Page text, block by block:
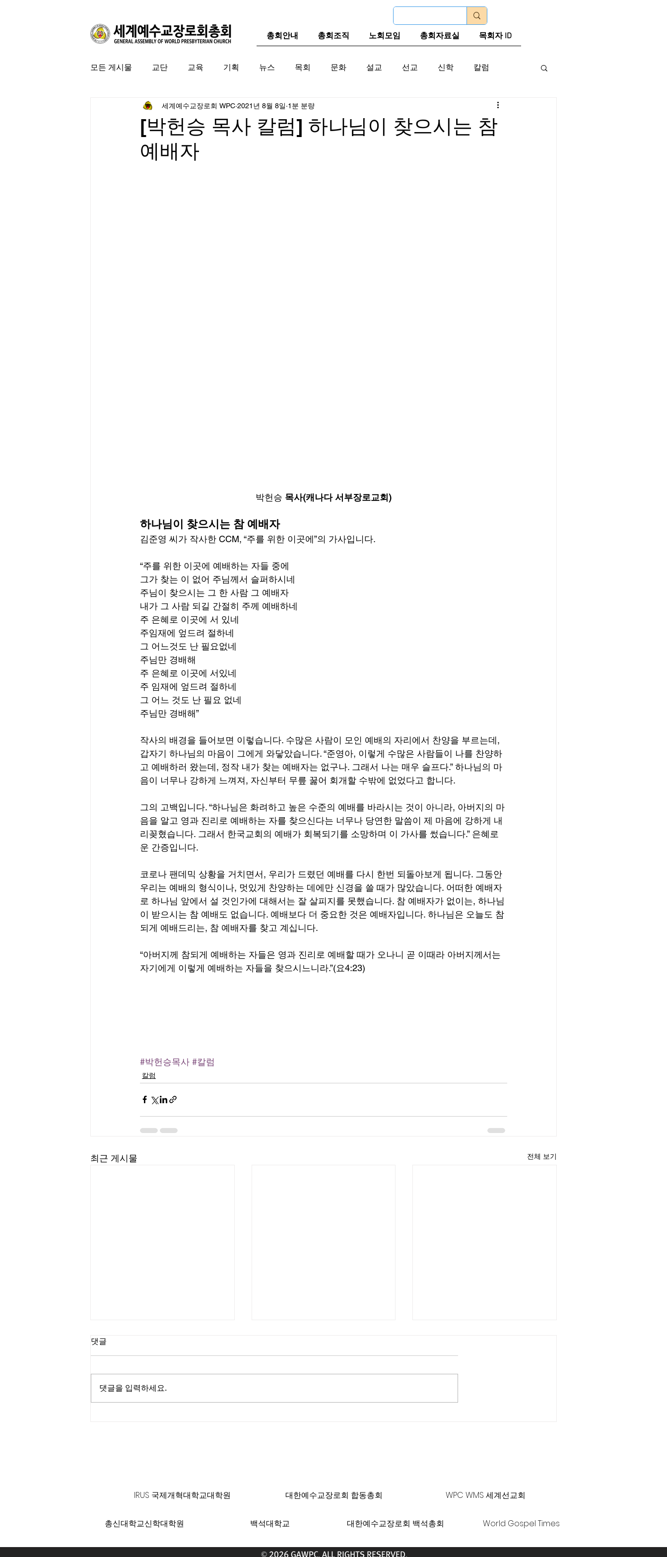
총회안내 총회조직 노회모임 총회자료실 목회자 ID
모든 게시물 교단 교육 기획 뉴스 목회 문화 설교 선교 신학 칼럼
특집 미국 교계 한국 교계 교단역사
[박헌승 목사 칼럼] 하나님이 찾으시는 참
예배자
세계예수교장로회 WPC 2021년 8월 8일 1분 분량
박헌승 목사(캐나다 서부장로교회)
하나님이 찾으시는 참 예배자
김준영 씨가 작사한 CCM, “주를 위한 이곳에”의 가사입니다.
“주를 위한 이곳에 예배하는 자들 중에
그가 찾는 이 없어 주님께서 슬퍼하시네
주님이 찾으시는 그 한 사람 그 예배자
내가 그 사람 되길 간절히 주께 예배하네
주 은혜로 이곳에 서 있네
주임재에 엎드려 절하네
그 어느것도 난 필요없네
주님만 경배해
주 은혜로 이곳에 서있네
주 임재에 엎드려 절하네
그 어느 것도 난 필요 없네
주님만 경배해”
작사의 배경을 들어보면 이렇습니다. 수많은 사람이 모인 예배의 자리에서 찬양을 부르는데,
갑자기 하나님의 마음이 그에게 와닿았습니다. “준영아, 이렇게 수많은 사람들이 나를 찬양하
고 예배하러 왔는데, 정작 내가 찾는 예배자는 없구나. 그래서 나는 매우 슬프다.” 하나님의 마
음이 너무나 강하게 느껴져, 자신부터 무릎 꿇어 회개할 수밖에 없었다고 합니다.
그의 고백입니다. “하나님은 화려하고 높은 수준의 예배를 바라시는 것이 아니라, 아버지의 마
음을 알고 영과 진리로 예배하는 자를 찾으신다는 너무나 당연한 말씀이 제 마음에 강하게 내
리꽂혔습니다. 그래서 한국교회의 예배가 회복되기를 소망하며 이 가사를 썼습니다.” 은혜로
운 간증입니다.
코로나 팬데믹 상황을 거치면서, 우리가 드렸던 예배를 다시 한번 되돌아보게 됩니다. 그동안
우리는 예배의 형식이나, 멋있게 찬양하는 데에만 신경을 쓸 때가 많았습니다. 어떠한 예배자
로 하나님 앞에서 설 것인가에 대해서는 잘 살피지를 못했습니다. 참 예배자가 없이는, 하나님
이 받으시는 참 예배도 없습니다. 예배보다 더 중요한 것은 예배자입니다. 하나님은 오늘도 참
되게 예배드리는, 참 예배자를 찾고 계십니다.
“아버지께 참되게 예배하는 자들은 영과 진리로 예배할 때가 오나니 곧 이때라 아버지께서는
자기에게 이렇게 예배하는 자들을 찾으시느니라.”(요4:23)
#박헌승목사 #칼럼
칼럼
최근 게시물 전체 보기
[박헌승 목사 칼럼] 소풍
댓글
댓글을 입력하세요.
IRUS 국제개혁대학교대학원 대한예수교장로회 합동총회 WPC WMS 세계선교회
총신대학교신학대학원 백석대학교 대한예수교장로회 백석총회 World Gospel Times
© 2026 GAWPC. ALL RIGHTS RESERVED.